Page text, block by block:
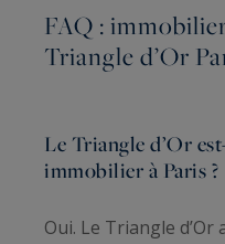
FAQ :
Triangle d’Or
Le Triangle d’Or
immobilier à Paris ?
Oui. Le Triangle